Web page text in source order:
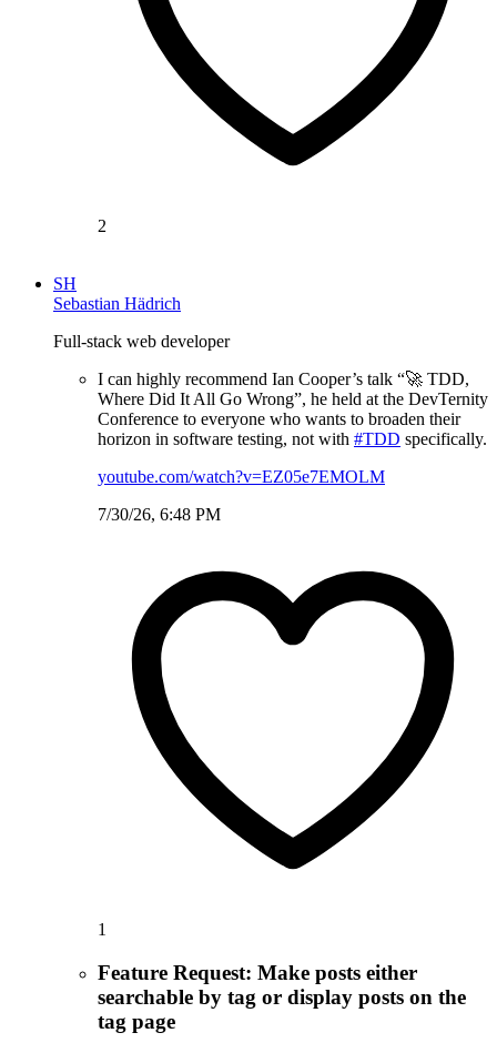
2
SH
Sebastian Hädrich
Full-stack web developer
I can highly recommend Ian Cooper’s talk “🚀 TDD,
Where Did It All Go Wrong”, he held at the DevTernity
Conference to everyone who wants to broaden their
horizon in software testing, not with #TDD specifically.
youtube.com/watch?v=EZ05e7EMOLM
7/30/26, 6:48 PM
1
Feature Request: Make posts either
searchable by tag or display posts on the
tag page